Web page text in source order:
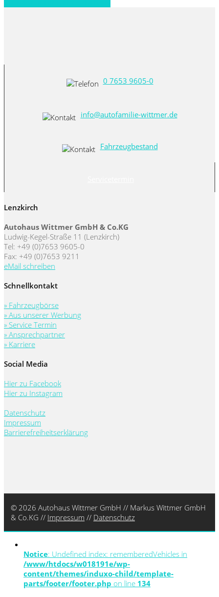
0 7653 9605-0
info@autofamilie-wittmer.de
Fahrzeugbestand
Lenzkirch
Autohaus Wittmer GmbH & Co.KG
Ludwig-Kegel-Straße 11 (Lenzkirch)
Tel: +49 (0)7653 9605-0
Fax: +49 (0)7653 9211
eMail schreiben
Schnellkontakt
» Fahrzeugbörse
» Aus unserer Werbung
» Service Termin
» Ansprechpartner
» Karriere
Social Media
Hier zu Facebook
Hier zu Instagram
Datenschutz
Impressum
Barrierefreiheitserklärung
© 2026 Autohaus Wittmer GmbH // Markus Wittmer GmbH
& Co.KG // Impressum // Datenschutz
Notice: Undefined index: rememberedVehicles in
/www/htdocs/w018191e/wp-
content/themes/induxo-child/template-
parts/footer/footer.php on line 134